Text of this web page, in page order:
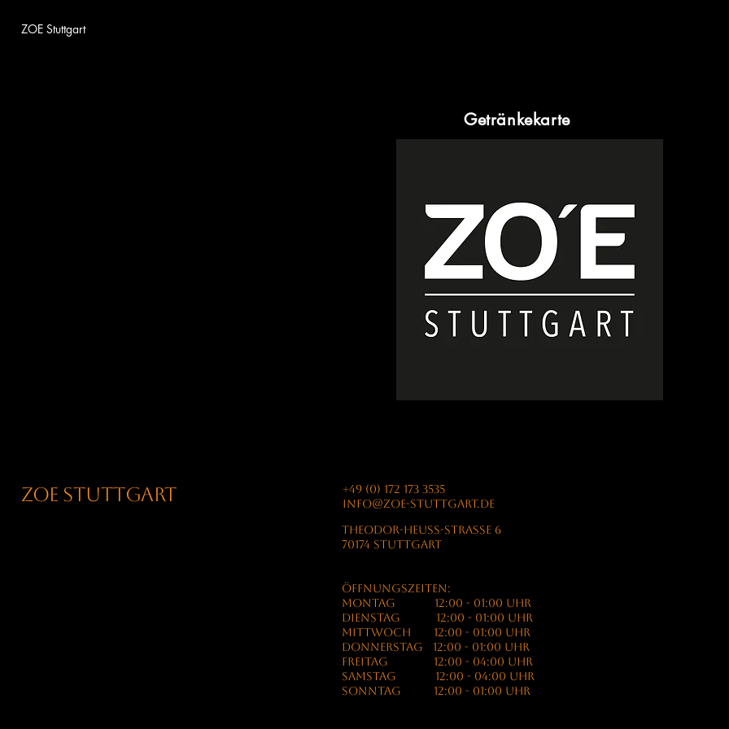
ZOE Stuttgart
Getränkekarte
ZOE Stuttgart
+49 (0) 172 173 3535
info@zoe-stuttgart.de
THEODOR-HEUSS-STRASSE 6
70174 STUTTGART
Öffnungszeiten:
MONTAG 12:00 - 01:00 Uhr
Dienstag 12:00 - 01:00 Uhr
Mittwoch 12:00 - 01:00 Uhr
Donnerstag 12:00 - 01:00 Uhr
Freitag 12:00 - 04:00 Uhr
Samstag 12:00 - 04:00 Uhr
Sonntag 12:00 - 01:00 Uhr